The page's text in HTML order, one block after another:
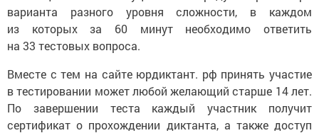
варианта разного уровня сложности, в каждом
из которых за 60 минут необходимо ответить
на 33 тестовых вопроса.
Вместе с тем на сайте юрдиктант. рф принять участие
в тестировании может любой желающий старше 14 лет.
По завершении теста каждый участник получит
сертификат о прохождении диктанта, а также доступ